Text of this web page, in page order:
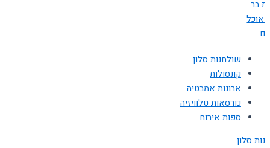
בר
אוכל
שולחנות סלון
קונסולות
ארונות אמבטיה
כורסאות טלוויזיה
ספות אירוח
סלון